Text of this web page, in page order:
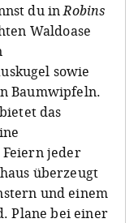
du inRobins
Waldoase
sowie
Baumwipfeln.
das
jeder
überzeugt
und einem
Plane bei einer